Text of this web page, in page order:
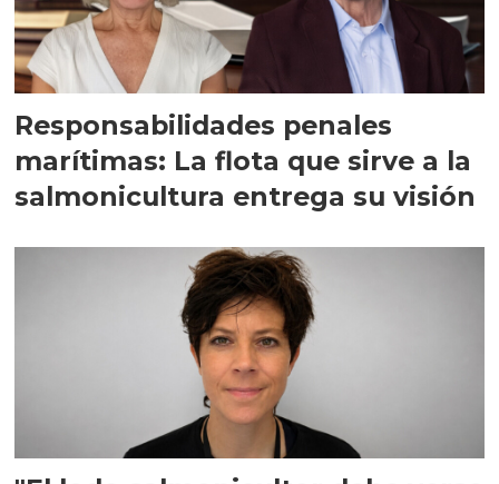
Responsabilidades penales
marítimas: La flota que sirve a la
salmonicultura entrega su visión